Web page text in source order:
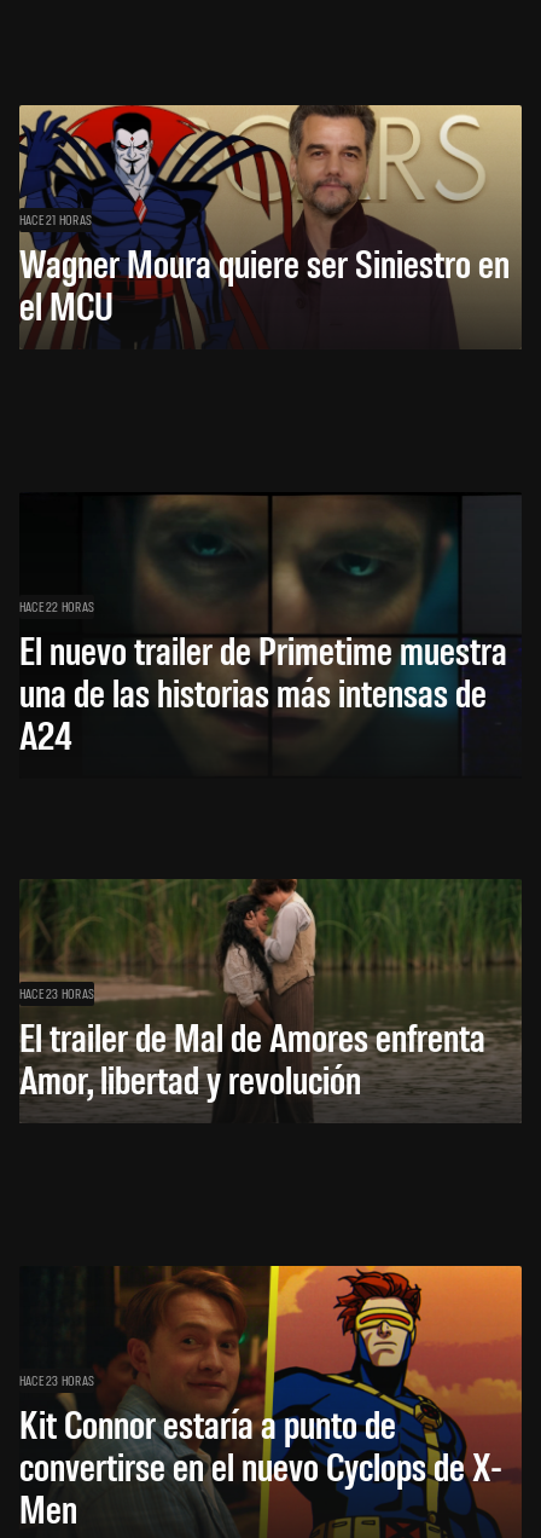
HACE 21 HORAS
Wagner Moura quiere ser Siniestro en
el MCU
HACE 22 HORAS
El nuevo trailer de Primetime muestra
una de las historias más intensas de
A24
HACE 23 HORAS
El trailer de Mal de Amores enfrenta
Amor, libertad y revolución
HACE 23 HORAS
Kit Connor estaría a punto de
convertirse en el nuevo Cyclops de X-
Men